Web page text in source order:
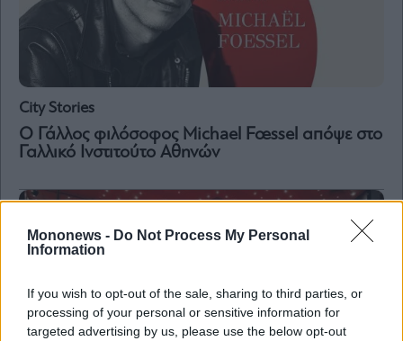
Mononews - Do Not Process My Personal
Information
If you wish to opt-out of the sale, sharing to third parties, or
processing of your personal or sensitive information for
targeted advertising by us, please use the below opt-out
City Stories
Ο Γάλλος φιλόσοφος Michael Fœssel απόψε στο
Γαλλικό Ινστιτούτο Αθηνών